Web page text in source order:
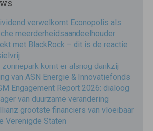
verwelkomt Econopolis als
meerderheidsaandeelhouder
met BlackRock – dit is de reactie
zonnepark komt er alsnog dankzij
van ASN Energie & Innovatiefonds
Engagement Report 2026: dialoog
van duurzame verandering
grootste financiers van vloeibaar
Verenigde Staten